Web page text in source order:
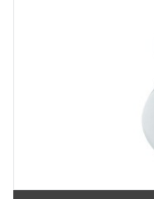
Việt Thương Music -
344 Nguyễn Văn Linh,
Việt Thương Music -
369 Điện Biên Phủ,
Việt Thương Music -
357 Cộng Hòa, Phường
Việt Thương Music -
Lô L3-05C, Tầng 3,
Lê Văn Việt, Phường
289 Vành Đai Trong,